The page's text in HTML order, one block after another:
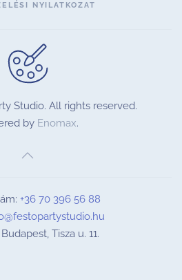
NYILATKOZAT
Studio. All rights reserved.
by Enomax.
+36 70 396 56 88
Tisza u. 11.